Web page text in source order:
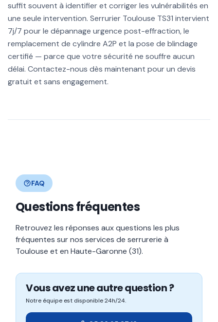
suffit souvent à identifier et corriger les vulnérabilités en
une seule intervention. Serrurier Toulouse TS31 intervient
7j/7 pour le dépannage urgence post-effraction, le
remplacement de cylindre A2P et la pose de blindage
certifié — parce que votre sécurité ne souffre aucun
délai. Contactez-nous dès maintenant pour un devis
gratuit et sans engagement.
FAQ
Questions fréquentes
Retrouvez les réponses aux questions les plus
fréquentes sur nos services de serrurerie à
Toulouse et en Haute-Garonne (31).
Vous avez une autre question ?
Notre équipe est disponible 24h/24.